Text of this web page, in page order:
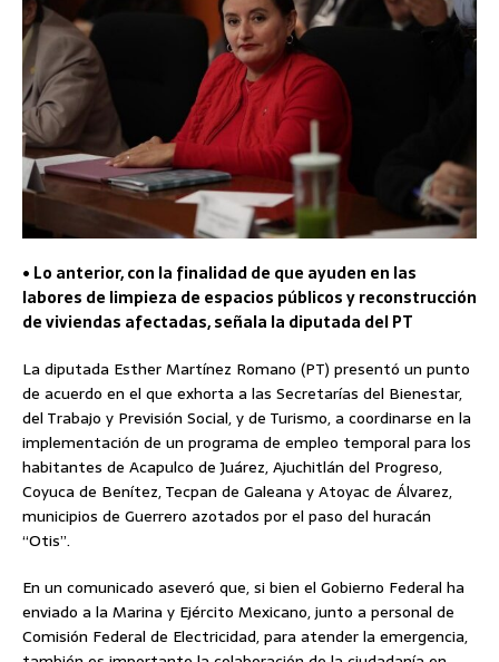
• Lo anterior, con la finalidad de que ayuden en las
labores de limpieza de espacios públicos y reconstrucción
de viviendas afectadas, señala la diputada del PT
La diputada Esther Martínez Romano (PT) presentó un punto
de acuerdo en el que exhorta a las Secretarías del Bienestar,
del Trabajo y Previsión Social, y de Turismo, a coordinarse en la
implementación de un programa de empleo temporal para los
habitantes de Acapulco de Juárez, Ajuchitlán del Progreso,
Coyuca de Benítez, Tecpan de Galeana y Atoyac de Álvarez,
municipios de Guerrero azotados por el paso del huracán
“Otis”.
En un comunicado aseveró que, si bien el Gobierno Federal ha
enviado a la Marina y Ejército Mexicano, junto a personal de
Comisión Federal de Electricidad, para atender la emergencia,